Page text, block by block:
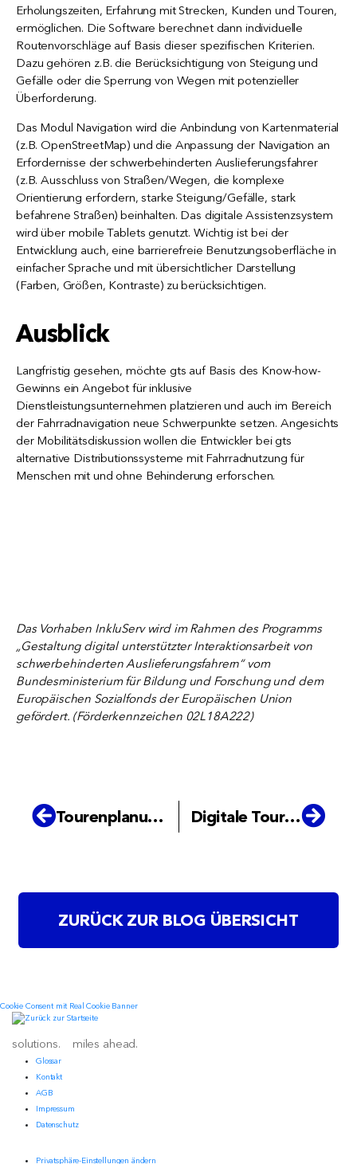
Erholungszeiten, Erfahrung mit Strecken, Kunden und Touren,
ermöglichen. Die Software berechnet dann individuelle
Routenvorschläge auf Basis dieser spezifischen Kriterien.
Dazu gehören z.B. die Berücksichtigung von Steigung und
Gefälle oder die Sperrung von Wegen mit potenzieller
Überforderung.
Das Modul Navigation wird die Anbindung von Kartenmaterial
(z.B. OpenStreetMap) und die Anpassung der Navigation an
Erfordernisse der schwerbehinderten Auslieferungsfahrer
(z.B. Ausschluss von Straßen/Wegen, die komplexe
Orientierung erfordern, starke Steigung/Gefälle, stark
befahrene Straßen) beinhalten. Das digitale Assistenzsystem
wird über mobile Tablets genutzt. Wichtig ist bei der
Entwicklung auch, eine barrierefreie Benutzungsoberfläche in
einfacher Sprache und mit übersichtlicher Darstellung
(Farben, Größen, Kontraste) zu berücksichtigen.
Ausblick
Langfristig gesehen, möchte gts auf Basis des Know-how-
Gewinns ein Angebot für inklusive
Dienstleistungsunternehmen platzieren und auch im Bereich
der Fahrradnavigation neue Schwerpunkte setzen. Angesichts
der Mobilitätsdiskussion wollen die Entwickler bei gts
alternative Distributionssysteme mit Fahrradnutzung für
Menschen mit und ohne Behinderung erforschen.
Das Vorhaben InkluServ wird im Rahmen des Programms
„Gestaltung digital unterstützter Interaktionsarbeit von
schwerbehinderten Auslieferungsfahrern“ vom
Bundesministerium für Bildung und Forschung und dem
Europäischen Sozialfonds der Europäischen Union
gefördert. (Förderkennzeichen 02L18A222)
Tourenplanung trägt zur Mobilität und Teilhabe bei. Digitale Tourenplanung in der Abfallwirtschaft
ZURÜCK ZUR BLOG ÜBERSICHT
Cookie Consent mit Real Cookie Banner
solutions. miles ahead.
Glossar
Kontakt
AGB
Impressum
Datenschutz
Privatsphäre-Einstellungen ändern